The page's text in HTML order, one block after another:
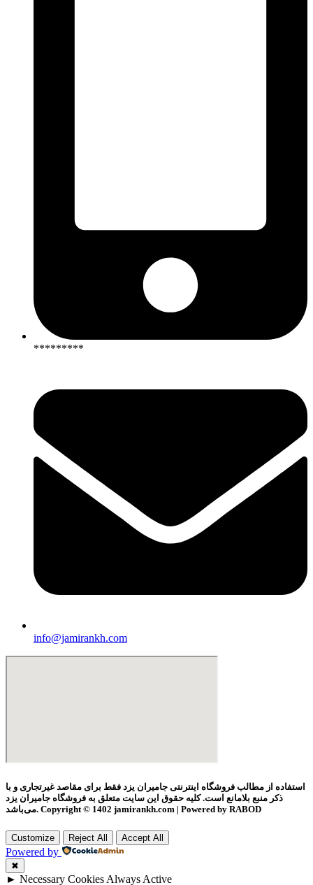
*********
info@jamirankh.com
استفاده از مطالب فروشگاه اینترنتی جامیران یزد فقط برای مقاصد غیرتجاری و با
ذکر منبع بلامانع است. کلیه حقوق این سایت متعلق به فروشگاه جامیران یزد
می‌باشد. Copyright © 1402 jamirankh.com | Powered by RABOD
Customize Reject All Accept All
Powered by
✖
► Necessary Cookies Always Active